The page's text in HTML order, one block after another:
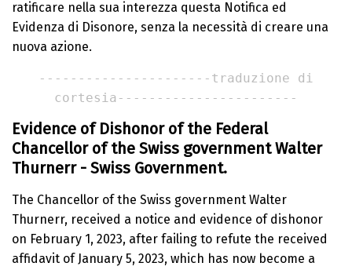
ratificare nella sua interezza questa Notifica ed
Evidenza di Disonore, senza la necessità di creare una
nuova azione.
----------------------traduzione di
cortesia-----------------------
Evidence of Dishonor of the Federal
Chancellor of the Swiss government Walter
Thurnerr - Swiss Government.
The Chancellor of the Swiss government Walter
Thurnerr, received a notice and evidence of dishonor
on February 1, 2023, after failing to refute the received
affidavit of January 5, 2023, which has now become a